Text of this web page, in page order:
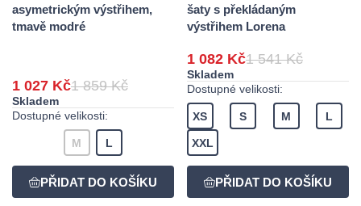
asymetrickým výstřihem,
tmavě modré
1 027 Kč1 859 Kč
Skladem
Dostupné velikosti:
M L
šaty s překládaným
výstřihem Lorena
1 082 Kč1 541 Kč
Skladem
Dostupné velikosti:
XS S M L
XXL